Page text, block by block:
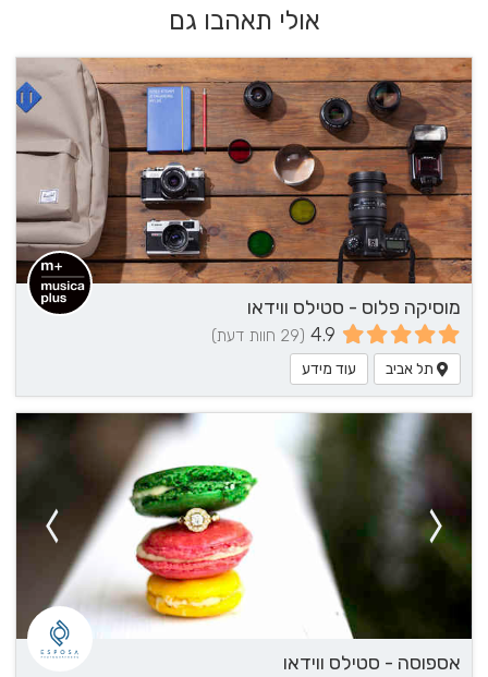
אולי תאהבו גם
מוסיקה פלוס - סטילס ווידאו
4.9 (29 חוות דעת)
תל אביב עוד מידע
אספוסה - סטילס ווידאו